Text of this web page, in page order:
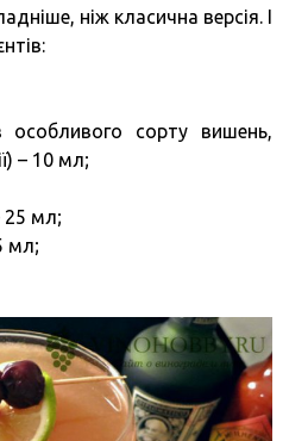
ніж класична версія. І
особливого сорту вишень,
– 10 мл;
25 мл;
мл;